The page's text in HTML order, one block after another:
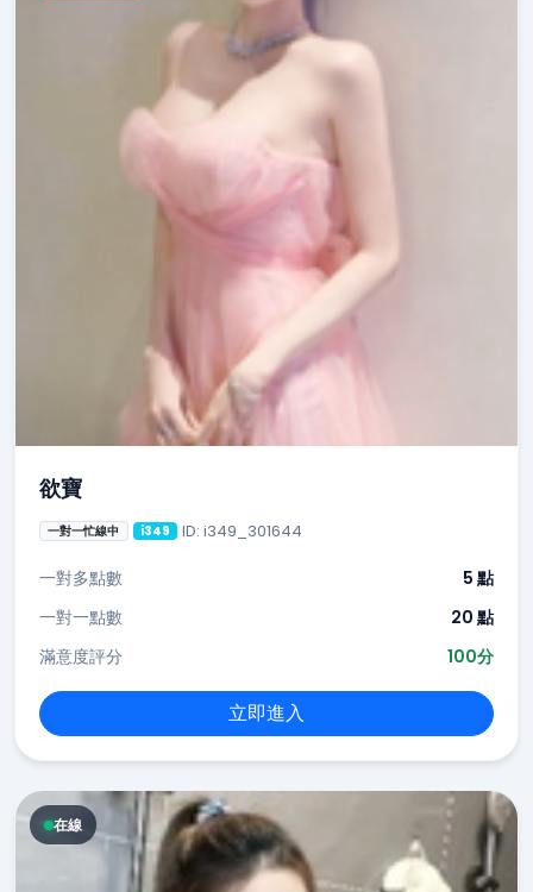
欲寶
一對一忙線中 i349 ID: i349_301644
一對多點數
5 點
一對一點數
20 點
滿意度評分
100分
立即進入
在線